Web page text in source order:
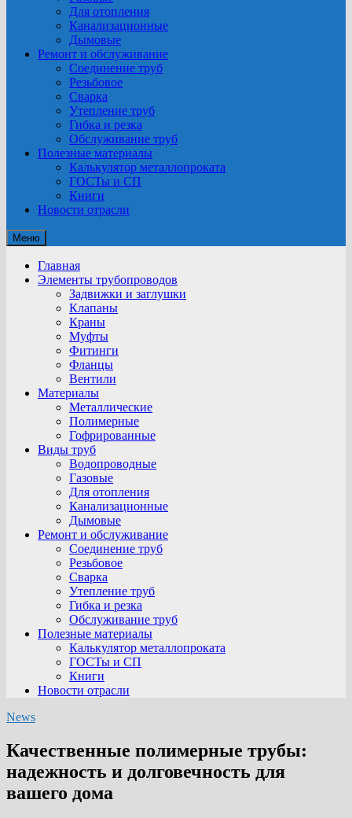
Для отопления
Канализационные
Дымовые
Ремонт и обслуживание
Соединение труб
Резьбовое
Сварка
Утепление труб
Гибка и резка
Обслуживание труб
Полезные материалы
Калькулятор металлопроката
ГОСТы и СП
Книги
Новости отрасли
Меню
Главная
Элементы трубопроводов
Задвижки и заглушки
Клапаны
Краны
Муфты
Фитинги
Фланцы
Вентили
Материалы
Металлические
Полимерные
Гофрированные
Виды труб
Водопроводные
Газовые
Для отопления
Канализационные
Дымовые
Ремонт и обслуживание
Соединение труб
Резьбовое
Сварка
Утепление труб
Гибка и резка
Обслуживание труб
Полезные материалы
Калькулятор металлопроката
ГОСТы и СП
Книги
Новости отрасли
News
Качественные полимерные трубы:
надежность и долговечность для
вашего дома